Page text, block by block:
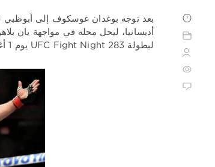
بعد توجه بوغدان غوسكوف إلى أبوظبي
أديسانيا، ليحل محله في مواجهة يان
لبطولة UFC Fight Night 283 يوم 1 أغسطس، وقد يمنح ستيرلينغ دفعة غير مسبوقة في مسيرته.